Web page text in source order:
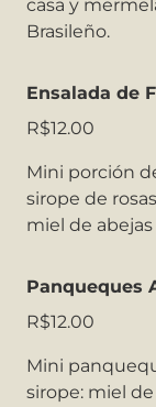
casa y
Brasileño.
Ensalada de
R$12.00
Mini porción
sirope de
miel de
Panqueques
R$12.00
Mini
sirope: miel